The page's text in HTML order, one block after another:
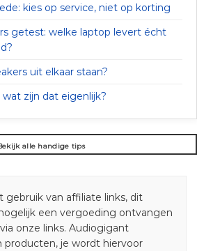
kies op service, niet op korting
getest: welke laptop levert écht
uit elkaar staan?
zijn dat eigenlijk?
alle handige tips
gebruik van affiliate links, dit
een vergoeding ontvangen
onze links. Audiogigant
je wordt hiervoor